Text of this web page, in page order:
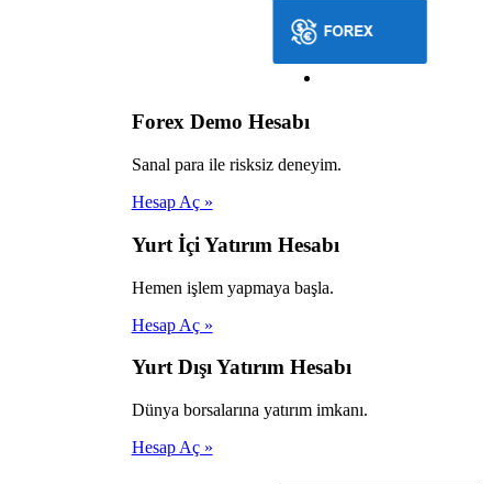
Forex Demo Hesabı
Sanal para ile risksiz deneyim.
Hesap Aç »
Yurt İçi Yatırım Hesabı
Hemen işlem yapmaya başla.
Hesap Aç »
Yurt Dışı Yatırım Hesabı
Dünya borsalarına yatırım imkanı.
Hesap Aç »